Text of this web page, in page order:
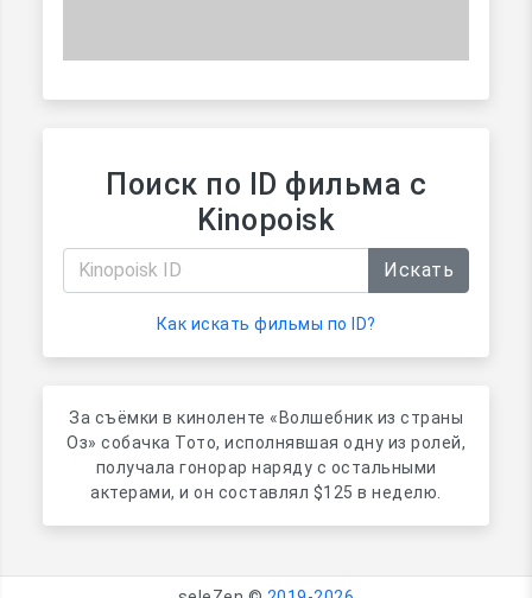
Поиск по ID фильма с
Kinopoisk
Искать
Как искать фильмы по ID?
За съёмки в киноленте «Волшебник из страны
Оз» собачка Тото, исполнявшая одну из ролей,
получала гонорар наряду с остальными
актерами, и он составлял $125 в неделю.